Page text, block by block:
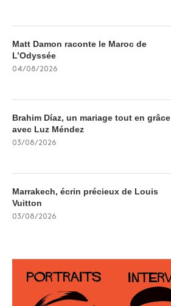
Matt Damon raconte le Maroc de
L’Odyssée
04/08/2026
Brahim Díaz, un mariage tout en grâce
avec Luz Méndez
03/08/2026
Marrakech, écrin précieux de Louis
Vuitton
03/08/2026